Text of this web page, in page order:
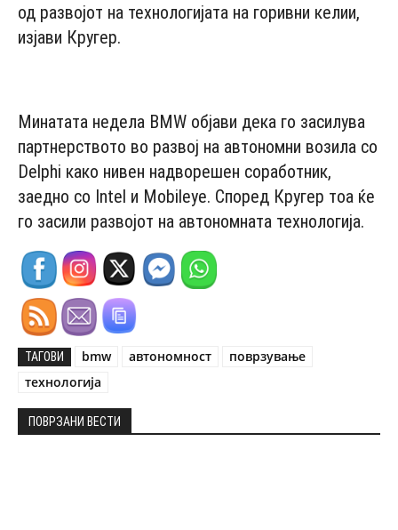
од развојот на технологијата на горивни келии,
изјави Кругер.
Минатата недела BMW објави дека го засилува
партнерството во развој на автономни возила со
Delphi како нивен надворешен соработник,
заедно со Intel и Mobileye. Според Кругер тоа ќе
го засили развојот на автономната технологија.
ТАГОВИ bmw автономност
поврзување
технологија
ПОВРЗАНИ ВЕСТИ